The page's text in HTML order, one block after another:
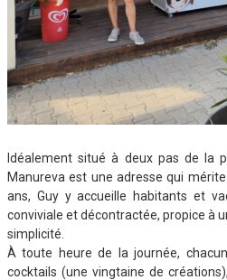
Idéalement situé à deux pas de la
Manureva est une adresse qui
ans, Guy y accueille habitants et
conviviale et décontractée, propice à
simplicité.
À toute heure de la journée,
cocktails (une vingtaine de